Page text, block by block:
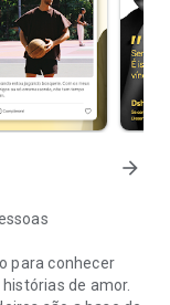
arrow_forward
para conhecer
de amor.